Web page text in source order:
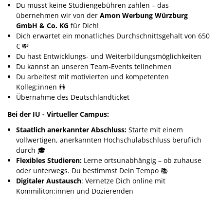
Du musst keine Studiengebühren zahlen – das
übernehmen wir von der Amon Werbung Würzburg
GmbH & Co. KG für Dich!
Dich erwartet ein monatliches Durchschnittsgehalt von 650
€ 💸
Du hast Entwicklungs- und Weiterbildungsmöglichkeiten
Du kannst an unseren Team-Events teilnehmen
Du arbeitest mit motivierten und kompetenten
Kolleg:innen 👫
Übernahme des Deutschlandticket
Bei der IU - Virtueller Campus:
Staatlich anerkannter Abschluss: Starte mit einem
vollwertigen, anerkannten Hochschulabschluss beruflich
durch 🎓
Flexibles Studieren: Lerne ortsunabhängig – ob zuhause
oder unterwegs. Du bestimmst Dein Tempo 📚
Digitaler Austausch: Vernetze Dich online mit
Kommiliton:innen und Dozierenden